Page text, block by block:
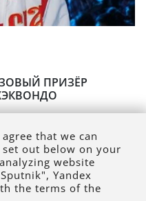
ПРИЗЁР
that we can
out below on your
website
Yandex
the terms of the